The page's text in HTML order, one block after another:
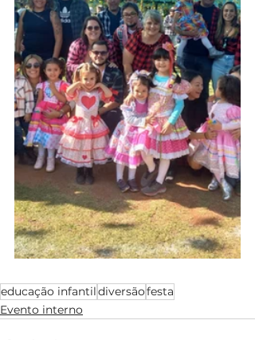
educação infantildiversãofesta
Evento interno